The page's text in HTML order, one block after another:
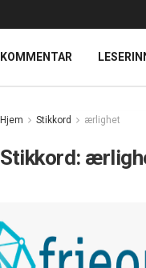
KOMMENTAR
Hjem Stikkord ærlighet
Stikkord: